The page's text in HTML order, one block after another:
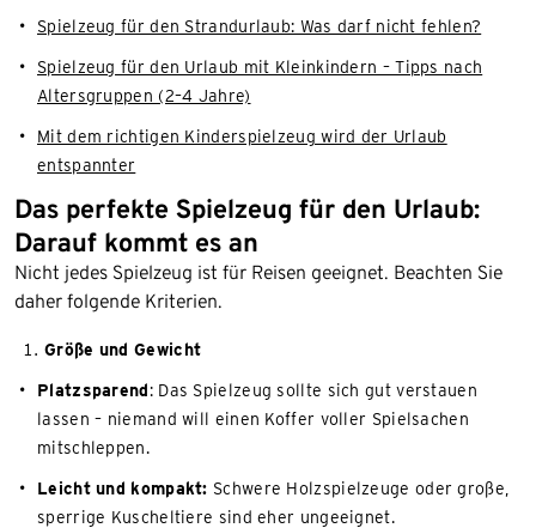
Spielzeug für den Strandurlaub: Was darf nicht fehlen?
Spielzeug für den Urlaub mit Kleinkindern – Tipps nach
Altersgruppen (2–4 Jahre)
Mit dem richtigen Kinderspielzeug wird der Urlaub
entspannter
Das perfekte Spielzeug für den Urlaub:
Darauf kommt es an
Nicht jedes Spielzeug ist für Reisen geeignet. Beachten Sie
daher folgende Kriterien.
Größe und Gewicht
Platzsparend: Das Spielzeug sollte sich gut verstauen
lassen – niemand will einen Koffer voller Spielsachen
mitschleppen.
Leicht und kompakt: Schwere Holzspielzeuge oder große,
sperrige Kuscheltiere sind eher ungeeignet.